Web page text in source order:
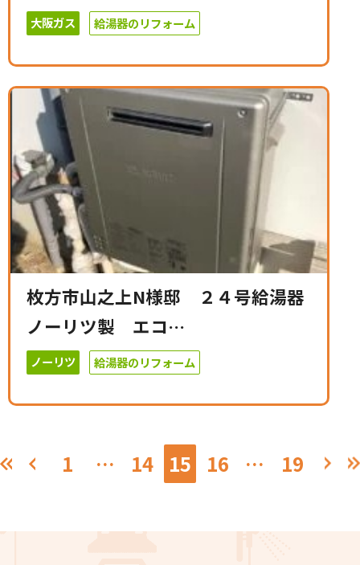
大阪ガス 給湯器のリフォーム
枚方市山之上N様邸 ２４号給湯器
ノーリツ製 エコ…
ノーリツ 給湯器のリフォーム
1 … 14 15 16 … 19